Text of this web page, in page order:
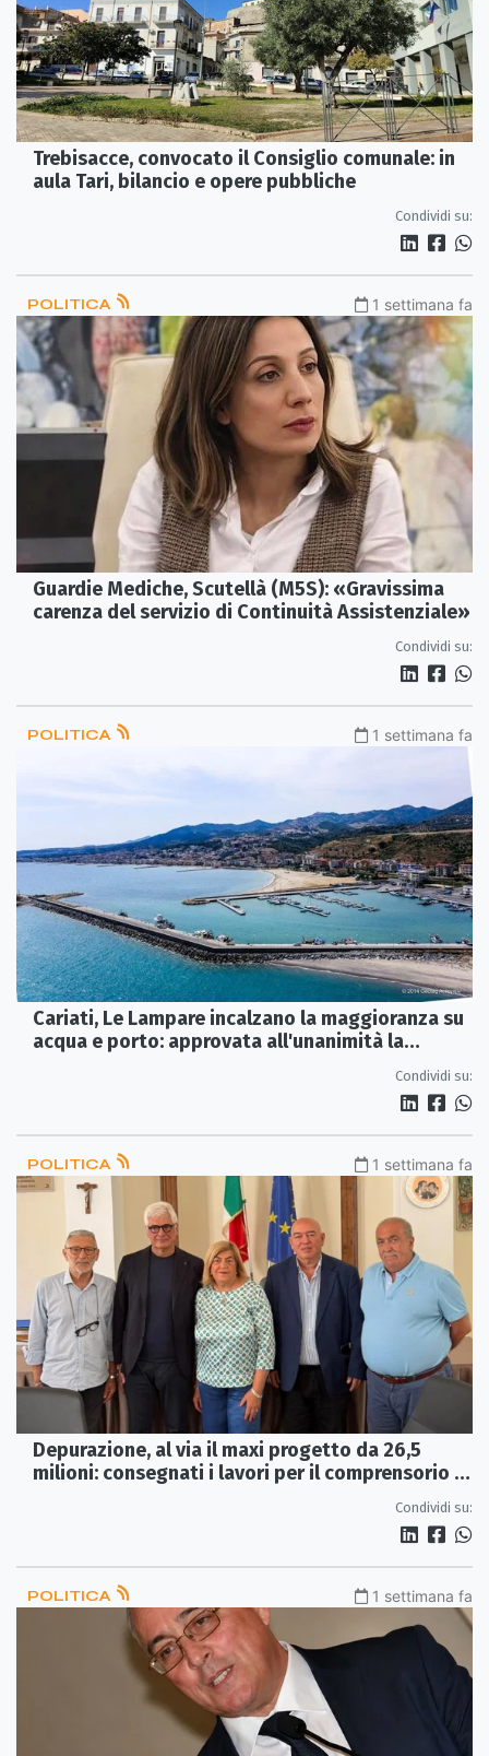
Trebisacce, convocato il Consiglio comunale: in
aula Tari, bilancio e opere pubbliche
Condividi su:
POLITICA 1 settimana fa
Guardie Mediche, Scutellà (M5S): «Gravissima
carenza del servizio di Continuità Assistenziale»
Condividi su:
POLITICA 1 settimana fa
Cariati, Le Lampare incalzano la maggioranza su
acqua e porto: approvata all'unanimità la
Condividi su:
POLITICA 1 settimana fa
Depurazione, al via il maxi progetto da 26,5
milioni: consegnati i lavori per il comprensorio di
Condividi su:
POLITICA 1 settimana fa